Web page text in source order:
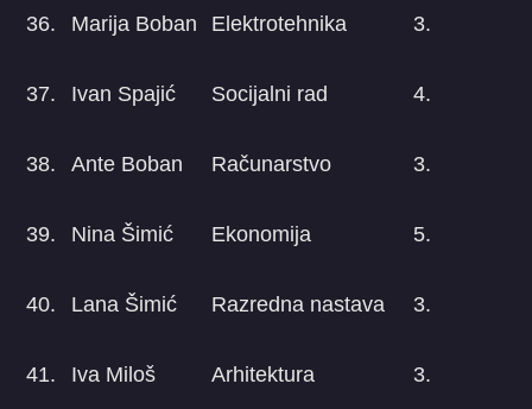
36. Marija Boban Elektrotehnika 3.
37. Ivan Spajić Socijalni rad 4.
38. Ante Boban Računarstvo 3.
39. Nina Šimić Ekonomija 5.
40. Lana Šimić Razredna nastava 3.
41. Iva Miloš Arhitektura 3.